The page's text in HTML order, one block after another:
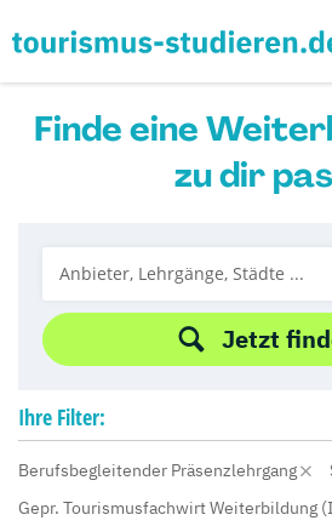
Finde eine
zu dir
Jetzt
Ihre Filter:
Berufsbegleitender Präsenzlehrgang
Gepr. Tourismusfachwirt Weiterbildung